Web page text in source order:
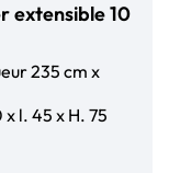
extensible 10
235 cm x
l. 45 x H. 75